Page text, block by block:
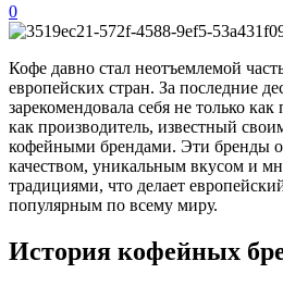
0
Кофе давно стал неотъемлемой
европейских стран. За последние
зарекомендовала себя не только
как производитель, известный
кофейными брендами. Эти бренды
качеством, уникальным вкусом и
традициями, что делает
популярным по всему миру.
История кофейных